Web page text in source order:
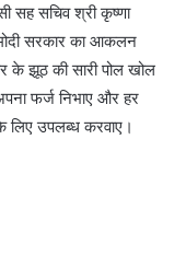
सह सचिव श्री कृष्णा
सरकार का आकलन
के झूठ की सारी पोल खोल
फर्ज निभाए और हर
लिए उपलब्ध करवाए।